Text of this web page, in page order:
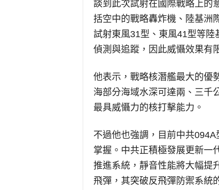
談到此次試射在國際戰略上的
括空中的戰略轟炸機、陸基洲
試射東風31型、東風41型等
偵測與追蹤，因此威懾效果有
他表示，戰略核潛艦最大的優
海部分海域水深可達兩、三千
最具威懾力的核打擊能力。
不過他也強調，目前中共
掌握。中共正積極發展更新一
推進系統，靜音性能將大幅提
飛彈，其突破反飛彈防禦系統